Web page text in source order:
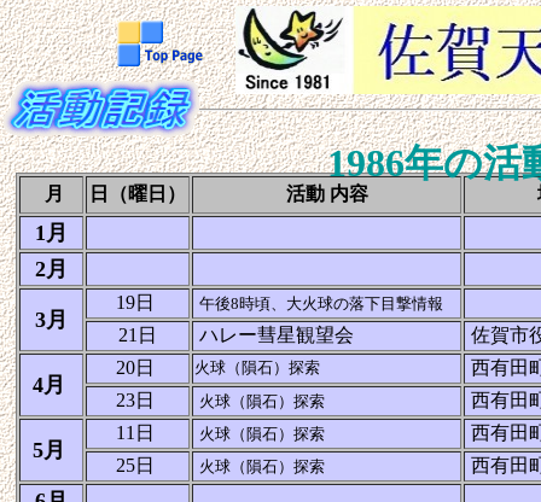
1986年の活
月 日（曜日） 活動 内容
1月
2月
3月
19日 午後8時頃、大火球の落下目撃情報
21日 ハレー彗星観望会 佐賀市
4月
20日 火球（隕石）探索
西有田
23日
火球（隕石）探索 西有田
5月
11日 火球（隕石）探索
西有田
25日
火球（隕石）探索 西有田